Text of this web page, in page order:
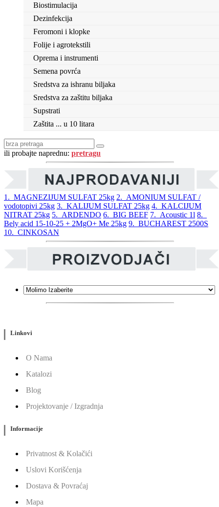
Biostimulacija
Dezinfekcija
Feromoni i klopke
Folije i agrotekstili
Oprema i instrumenti
Semena povrća
Sredstva za ishranu biljaka
Sredstva za zaštitu biljaka
Supstrati
Zaštita ... u 10 litara
ili probajte naprednu: pretragu
1. MAGNEZIJUM SULFAT 25kg 2. AMONIUM SULFAT /
vodotopivi 25kg 3. KALIJUM SULFAT 25kg 4. KALCIJUM
NITRAT 25kg 5. ARDENDO 6. BIG BEEF 7. Acoustic 1l 8.
Bely acid 15-10-25 + 2MgO+ Me 25kg 9. BUCHAREST 2500S
10. CINKOSAN
Linkovi
O Nama
Katalozi
Blog
Projektovanje / Izgradnja
Informacije
Privatnost & Kolačići
Uslovi Korišćenja
Dostava & Povraćaj
Mapa